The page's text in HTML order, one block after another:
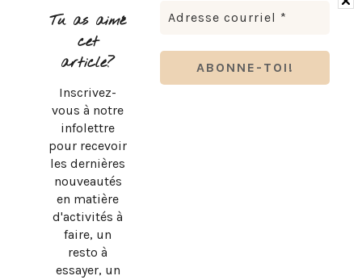
Tu as aimé
cet
article?
Inscrivez-
vous à notre
infolettre
pour recevoir
les dernières
nouveautés
en matière
d'activités à
faire, un
resto à
essayer, un